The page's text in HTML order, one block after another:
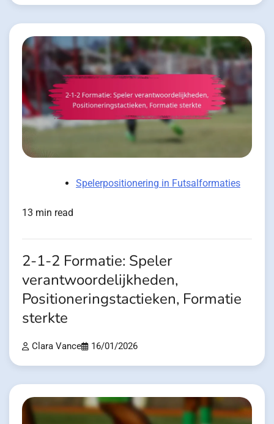
Spelerpositionering in Futsalformaties
13 min read
2-1-2 Formatie: Speler
verantwoordelijkheden,
Positioneringstactieken, Formatie
sterkte
Clara Vance 16/01/2026